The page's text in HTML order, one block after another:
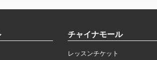
チャイナモール
レッスンチケット